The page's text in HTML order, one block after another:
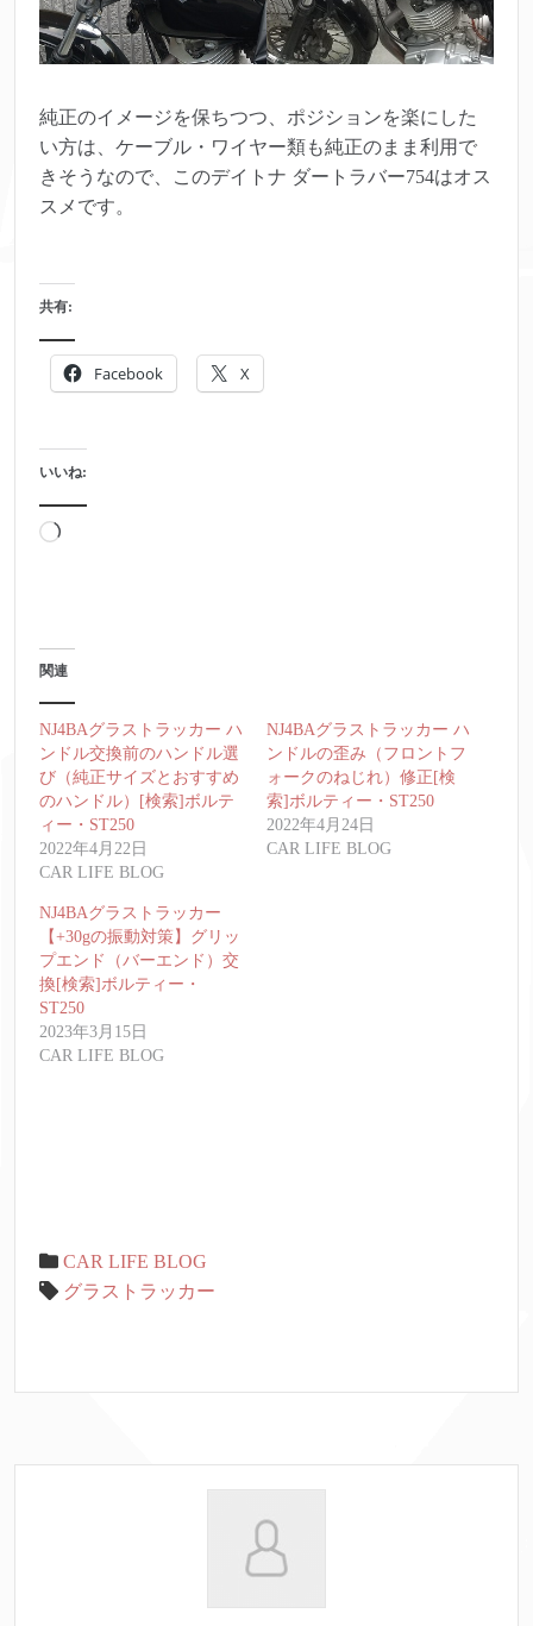
純正のイメージを保ちつつ、ポジションを楽にした
い方は、ケーブル・ワイヤー類も純正のまま利用で
きそうなので、このデイトナ ダートラバー754はオス
スメです。
共有:
Facebook X
いいね:
読
中…
関連
NJ4BAグラストラッカー ハ
ンドル交換前のハンドル選
び（純正サイズとおすすめ
のハンドル）[検索]ボルテ
ィー・ST250
2022年4月22日
CAR LIFE BLOG
NJ4BAグラストラッカー ハ
ンドルの歪み（フロントフ
ォークのねじれ）修正[検
索]ボルティー・ST250
2022年4月24日
CAR LIFE BLOG
NJ4BAグラストラッカー
【+30gの振動対策】グリッ
プエンド（バーエンド）交
換[検索]ボルティー・
ST250
2023年3月15日
CAR LIFE BLOG
CAR LIFE BLOG
グラストラッカー